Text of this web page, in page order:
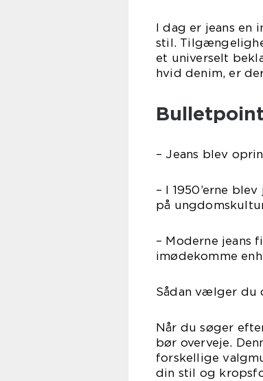
I dag er jeans en
stil.
et universelt
hvid denim, er
– Jeans blev
– I 1950’erne
på
– Moderne jeans
imødekomme
Sådan vælger du
Når du søger
bør overveje.
forskellige
din stil og